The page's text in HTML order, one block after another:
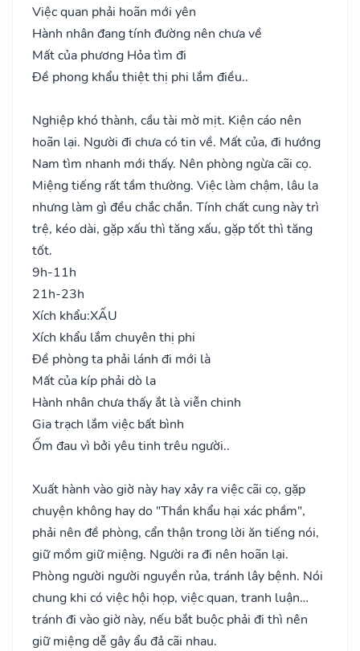
Việc quan phải hoãn mới yên
Hành nhân đang tính đường nên chưa về
Mất của phương Hỏa tìm đi
Đề phong khẩu thiệt thị phi lắm điều..
Nghiệp khó thành, cầu tài mờ mịt. Kiện cáo nên
hoãn lại. Người đi chưa có tin về. Mất của, đi hướng
Nam tìm nhanh mới thấy. Nên phòng ngừa cãi cọ.
Miệng tiếng rất tầm thường. Việc làm chậm, lâu la
nhưng làm gì đều chắc chắn. Tính chất cung này trì
trệ, kéo dài, gặp xấu thì tăng xấu, gặp tốt thì tăng
tốt.
9h-11h
21h-23h
Xích khẩu:XẤU
Xích khẩu lắm chuyên thị phi
Đề phòng ta phải lánh đi mới là
Mất của kíp phải dò la
Hành nhân chưa thấy ắt là viễn chinh
Gia trạch lắm việc bất bình
Ốm đau vì bởi yêu tinh trêu người..
Xuất hành vào giờ này hay xảy ra việc cãi cọ, gặp
chuyện không hay do "Thần khẩu hại xác phầm",
phải nên đề phòng, cẩn thận trong lời ăn tiếng nói,
giữ mồm giữ miệng. Người ra đi nên hoãn lại.
Phòng người người nguyền rủa, tránh lây bệnh. Nói
chung khi có việc hội họp, việc quan, tranh luận…
tránh đi vào giờ này, nếu bắt buộc phải đi thì nên
giữ miệng dễ gây ẩu đả cãi nhau.